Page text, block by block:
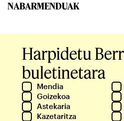
NABARMENDUAK
Harpidetu
buletinetara
Mendia
Goizekoa
Astekaria
Kazetaritza